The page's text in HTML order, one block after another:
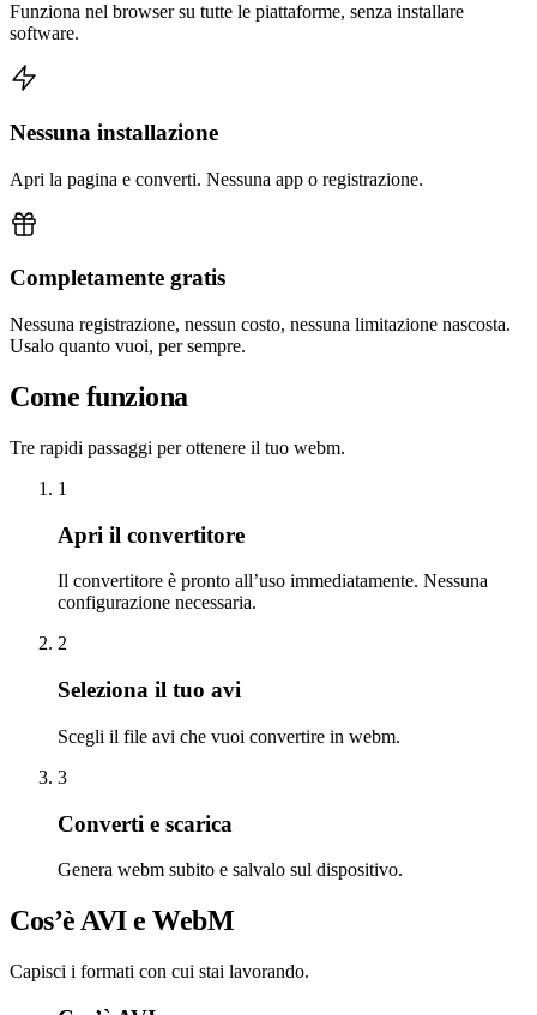
Funziona nel browser su tutte le piattaforme, senza installare
software.
Nessuna installazione
Apri la pagina e converti. Nessuna app o registrazione.
Completamente gratis
Nessuna registrazione, nessun costo, nessuna limitazione nascosta.
Usalo quanto vuoi, per sempre.
Come funziona
Tre rapidi passaggi per ottenere il tuo webm.
1
Apri il convertitore
Il convertitore è pronto all’uso immediatamente. Nessuna
configurazione necessaria.
2
Seleziona il tuo avi
Scegli il file avi che vuoi convertire in webm.
3
Converti e scarica
Genera webm subito e salvalo sul dispositivo.
Cos’è AVI e WebM
Capisci i formati con cui stai lavorando.